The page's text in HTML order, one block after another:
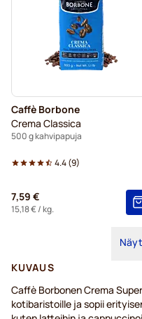
Caffè Borbone
Crema Classica
500 g kahvipapuja
4.4(9)
7,59 €
15,18 €/ kg.
KUVAUS
Caffè Borbonen Crema
kotibaristoille ja sopii